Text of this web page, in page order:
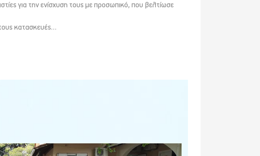
για την ενίσχυση τους με προσωπικό, που βελτίωσε
κατασκευές…